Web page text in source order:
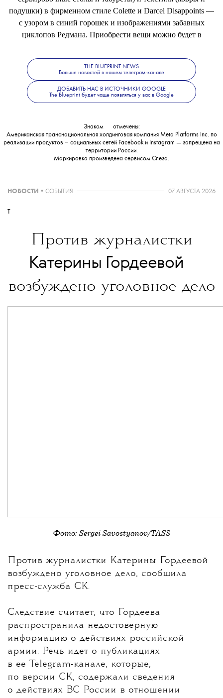
подушки) в фирменном стиле Colette и Darcel Disappoints —
с узором в синий горошек и изображениями забавных
циклопов Редмана. Приобрести вещи можно будет в
THE BLUEPRINT NEWS
Больше новостей в нашем телеграм-канале
ДОБАВИТЬ НАС В ИСТОЧНИКИ GOOGLE
The Blueprint будет чаще появляться у вас в Google
Знаком
отмечены:
Американская транснациональная холдинговая компания Meta Platforms Inc. по
реализации продуктов ‒ социальных сетей Facebook и Instagram — запрещена на
территории России.
Маркировка произведена сервисом Слеза.
НОВОСТИ • СОБЫТИЯ 07 АВГУСТА 2026
T
Против журналистки
Катерины Гордеевой
возбуждено уголовное дело
Фото: Sergei Savostyanov/TASS
Против журналистки Катерины Гордеевой
возбуждено уголовное дело, сообщила
пресс-служба СК.
Следствие считает, что Гордеева
распространила недостоверную
информацию о действиях российской
армии. Речь идет о публикациях
в ее Telegram-канале, которые,
по версии СК, содержали сведения
о действиях ВС России в отношении